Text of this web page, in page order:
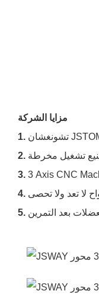
مزايا الشركة
1.
2.
3.
4.
5.